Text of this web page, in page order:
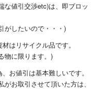
値引交渉etc)は、即ブロッ
がしたいので・・・)
はリサイクル品です。
物に限ります。)
お値引は基本難しいです。
お取引させて頂いた方は、